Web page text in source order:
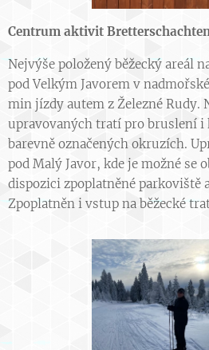
Centrum aktivit
Nejvýše položený běžecký areál
pod Velkým Javorem v
min jízdy autem z Železné Rudy.
upravovaných tratí pro bruslení i
barevně označených okruzích.
pod Malý Javor, kde je možné se
dispozici zpoplatněné parkoviště
Zpoplatněn i vstup na běžecké